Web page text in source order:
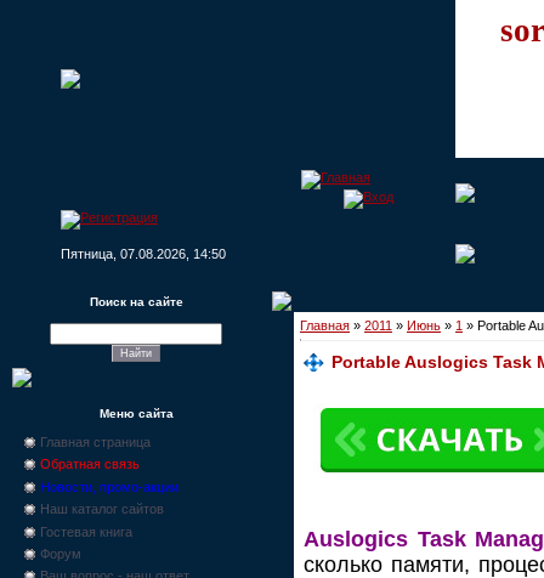
Пятница, 07.08.2026, 14:50
Поиск на сайте
Меню сайта
Главная страница
Обратная связь
Новости, промо-акции
Наш каталог сайтов
Гостевая книга
Форум
Главная » 2011 » Июнь » 1 » Portable
Portable Auslogics Task
Auslogics Task
сколько памяти,